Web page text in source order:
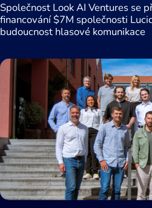
Společnost Look AI Ventures se
financování $7M společnosti
budoucnost hlasové komunikace